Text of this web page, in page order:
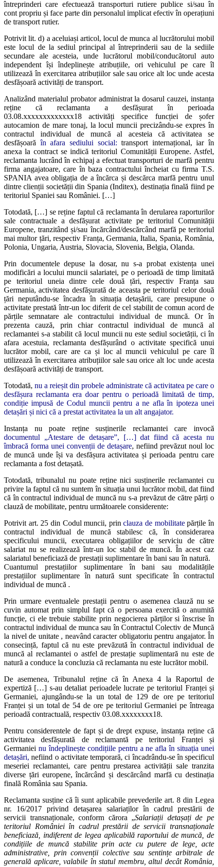
întreprinderi care efectuează transporturi rutiere publice si/sau în
cont propriu și face parte din personalul implicat efectiv în operațiuni
de transport rutier.
Potrivit lit. d) a aceluiași articol, locul de munca al lucrătorului mobil
este locul de la sediul principal al întreprinderii sau de la sediile
secundare ale acesteia, unde lucrătorul mobil/conducătorul auto
independent își îndeplinește atribuțiile, ori vehiculul pe care îl
utilizează în exercitarea atribuțiilor sale sau orice alt loc unde acesta
desfășoară activități de transport.
Analizând materialul probator administrat la dosarul cauzei, instanța
reține că reclamanta a desfășurat în perioada
03.08.xxxxxxxxxxxxx18 activități specifice funcției de șofer
autocamion de mare tonaj, la locul muncii precizându-se expres în
contractul individual de muncă al acesteia că activitatea se
desfășoarăîn afara sediului social: transport internațional, iar în
anexa la contract se indică teritoriul Comunității Europene. Astfel,
reclamanta lucrând în echipaj a efectuat transporturi de marfă pentru
firma angajatoare, care în baza contractului încheiat cu firma T.S.
SPANIA avea obligația de a încărca și descărca marfă pentru unul
dintre clienții societății din Spania (Inditex), destinația finală fiind pe
teritoriul Spaniei sau României. […]
Totodată, […] se reține faptul că reclamanta în derularea raporturilor
sale contractuale a desfășurat activitate pe teritoriul Comunității
Europene, tranzitând și/sau încărcând/descărcând marfă pe teritoriul
mai multor țări, respectiv Franța, Germania, Italia, Spania, România,
Polonia, Ungaria, Austria, Slovacia, Slovenia, Belgia, Olanda.
Prin documentele depuse la dosar, nu s-a probat existența unei
modificări a locului muncii salariatei, pe o perioadă de timp limitată
pe teritoriul uneia dintre cele două țări, respectiv Franța sau
Germania, activitatea desfășurată de aceasta pe teritoriul celor două
țări neputându-se încadra în situația detașării, care presupune o
activitate prestată într-un loc diferit de cel stabilit de comun acord de
părțile semnatare ale contractului individual de muncă. Or în
prezenta cauză, prin chiar contractul individual de muncă al
reclamantei s-a stabilit că locul muncii nu este sediul societății, ci în
afara acestuia, reclamanta desfășurând o activitate specifică unui
lucrător mobil, care are ca și loc al muncii vehiculul pe care îl
utilizează în exercitarea atribuțiilor sale sau orice alt loc unde acesta
desfășoară activități de transport.
Totodată, nu a reieșit din probele administrate că activitatea pe care o
desfășura reclamanta era doar pentru o perioadă limitată de timp,
condiție impusă de Codul muncii pentru a ne afla în ipoteza unei
detașări și nici că a prestat activitatea la un alt angajator.
Instanța nu poate reține susținerile reclamantei care invocă
documentul „Atestare de detașare”, […] dat fiind că acesta nu
îmbracă forma unei convenții de detașare, nefiind prevăzut noul loc
de muncă unde își va desfășura activitatea și perioada pentru care
reclamanta a fost detașată.
Totodată, tribunalul nu poate reține nici susținerile reclamantei cu
privire la faptul că nu suntem în situația unui lucrător mobil, dat fiind
că în contractul individual de muncă nu s-a prevăzut de către părți o
clauză de mobilitate, pentru următoarele considerente:
Potrivit art. 25 din Codul muncii, princlauza de mobilitatepărțile în
contractul individual de muncă stabilesc că, în considerarea
specificului muncii, executarea obligațiilor de serviciu de către
salariat nu se realizează într-un loc stabil de muncă. În acest caz
salariatul beneficiază de prestații suplimentare în bani sau în natură.
Cuantumul prestațiilor suplimentare în bani sau modalitățile
prestațiilor suplimentare în natură sunt specificate în contractul
individual de muncă .
Prin urmare eventualele prestații pentru o asemenea clauză nu se
cuvin automat prin simplul fapt că o persoana exercită o anumită
funcție, ci ele trebuie stabilite prin negocierea părților si înscrise în
contractul individual de munca sau în Contractul Colectiv de Muncă
la nivel de unitate , neavând caracter obligatoriu pentru angajator. În
consecință, faptul că nu este prevăzută în contractul individual de
muncă al reclamantei o astfel de prestație suplimentară nu este de
natură a conduce la concluzia că reclamanta nu este lucrător mobil.
De asemenea, Tribunalul reține că în Anexa 4 la Raportul de
expertiză […] s-au detaliat perioadele lucrate pe teritoriul Franței și
Germaniei, ajungându-se la un total de 129 de ore pe teritoriul
Franței și un total de 54 de ore pe teritoriul Germaniei pe întreaga
perioadă contractuală, respectiv 03.08.xxxxxxxx18.
Pentru considerentele de fapt și de drept expuse, instanța reține că
activitatea desfășurată de reclamantă pe teritoriul Franței și
Germaniei nu îndeplinește condițiile pentru a ne afla în situația unei
detașări, nefiind o activitate temporară, ci încadrându-se în specificul
meseriei reclamantei, care pentru prestarea activității sale tranzita
diverse țări europene, încărcând și descărcând marfă cu destinația
finală România sau Spania.
Reclamanta susține că îi sunt aplicabile prevederile art. 8 din Legea
nr. 16/2017 privind detașarea salariaților în cadrul prestării de
servicii transnaționale, conform cărora „Salariații detașați de pe
teritoriul României în cadrul prestării de servicii transnaționale
beneficiază, indiferent de legea aplicabilă raportului de muncă, de
condițiile de muncă stabilite prin acte cu putere de lege, acte
administrative, prin convenții colective sau sentințe arbitrale de
generală aplicare, valabile în statul membru, altul decât România,